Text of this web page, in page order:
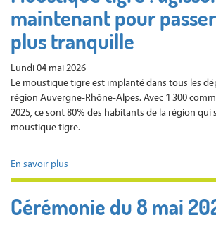
7
JUIN
maintenant pour
plus tranquille
Lundi 04 mai 2026
Le moustique tigre est implanté dans tous les
région Auvergne-Rhône-Alpes. Avec 1 300
2025, ce sont 80% des habitants de la région qui
moustique tigre.
En savoir plus
Moustique
:
Cérémonie du 8 mai